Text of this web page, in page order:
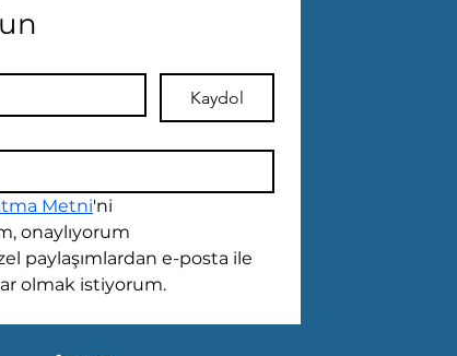
Kaydol
Metni'ni
onaylıyorum
paylaşımlardan e-posta ile
olmak istiyorum.